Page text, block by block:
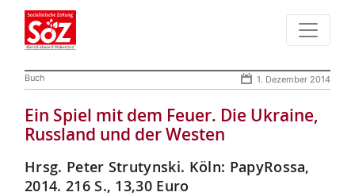
Buch 1. Dezember 2014
Ein Spiel mit dem Feuer. Die Ukraine,
Russland und der Westen
Hrsg. Peter Strutynski. Köln: PapyRossa,
2014. 216 S., 13,30 Euro